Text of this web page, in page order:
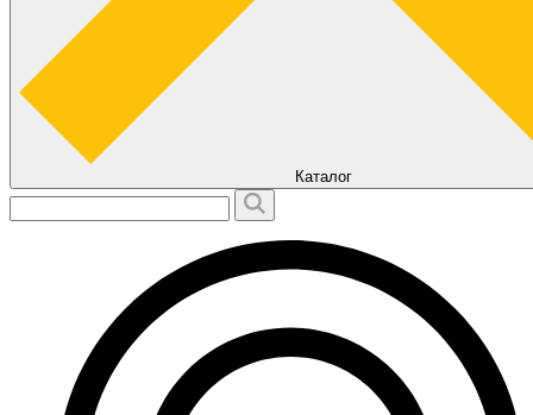
Каталог